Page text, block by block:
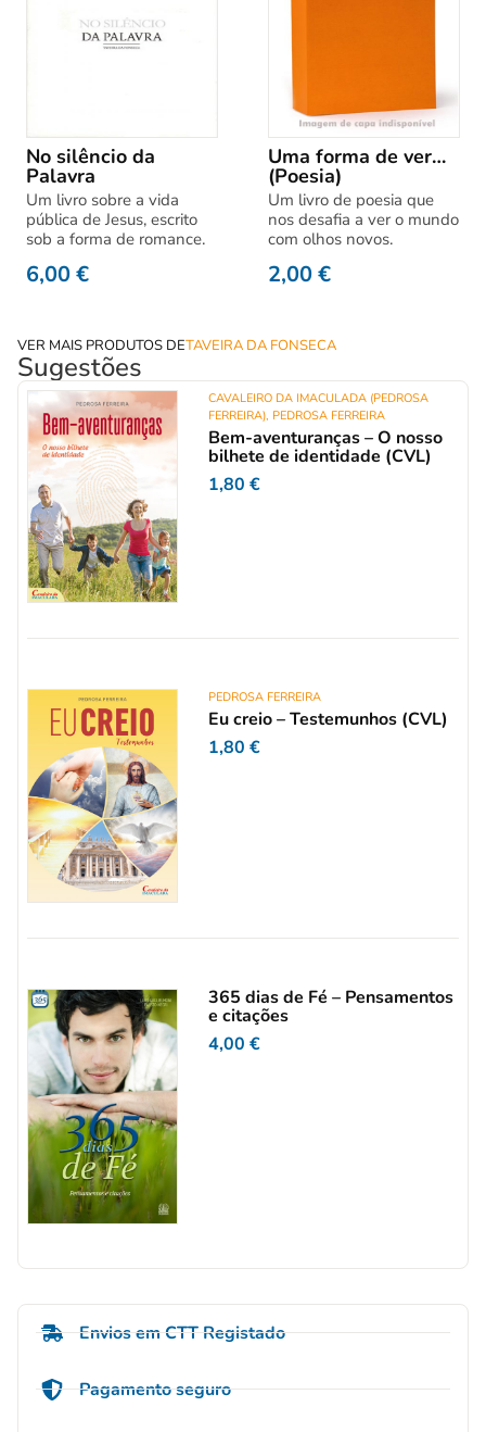
No silêncio da
Palavra
Um livro sobre a vida
pública de Jesus, escrito
sob a forma de romance.
6,00€
Uma forma de ver…
(Poesia)
Um livro de poesia que
nos desafia a ver o mundo
com olhos novos.
2,00€
VER MAIS PRODUTOS DETAVEIRA DA FONSECA
Sugestões
CAVALEIRO DA IMACULADA (PEDROSA
FERREIRA), PEDROSA FERREIRA
Bem-aventuranças – O nosso
bilhete de identidade (CVL)
1,80€
PEDROSA FERREIRA
Eu creio – Testemunhos (CVL)
1,80€
365 dias de Fé – Pensamentos
e citações
4,00€
Envios em CTT Registado
Pagamento seguro